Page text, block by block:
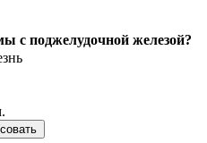
с поджелудочной железой?